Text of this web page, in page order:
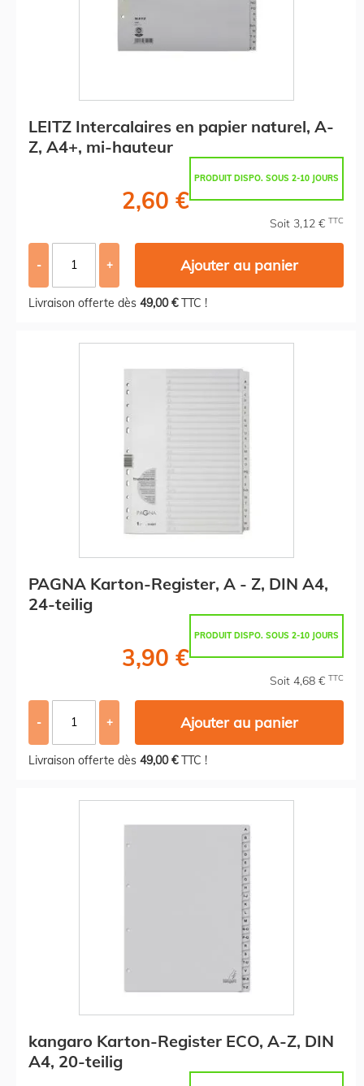
LEITZ Intercalaires en papier naturel, A-
Z, A4+, mi-hauteur
PRODUIT DISPO. SOUS 2-10 JOURS
2,60 €
Soit 3,12 € TTC
- + Ajouter au panier
Livraison offerte dès 49,00 €TTC !
PAGNA Karton-Register, A - Z, DIN A4,
24-teilig
PRODUIT DISPO. SOUS 2-10 JOURS
3,90 €
Soit 4,68 € TTC
- + Ajouter au panier
Livraison offerte dès 49,00 €TTC !
kangaro Karton-Register ECO, A-Z, DIN
A4, 20-teilig